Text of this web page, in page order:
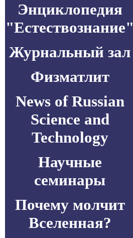
Энциклопедия
"Естествознание"
Журнальный зал
Физматлит
News of Russian
Science and
Technology
Научные
семинары
Почему молчит
Вселенная?